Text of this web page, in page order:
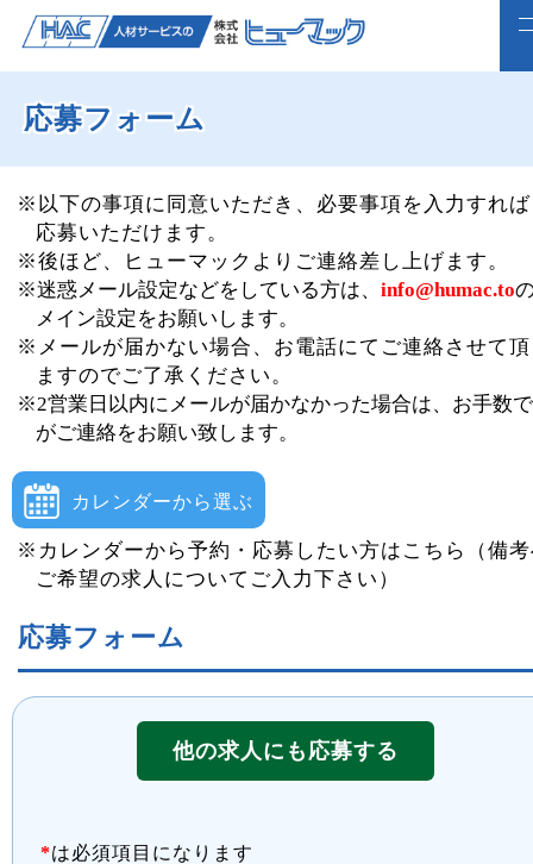
正社員で転職したい方
ライフスタイルに合わせて働く
よくいただくご質問
福利厚生
webで仮登録
応募フォーム
※以下の事項に同意いただき、必要事項を入力すれ
応募いただけます。
※後ほど、ヒューマックよりご連絡差し上げます。
※迷惑メール設定などをしている方は、 info@humac.to
メイン設定をお願いします。
※メールが届かない場合、お電話にてご連絡させて
ますのでご了承ください。
※2営業日以内にメールが届かなかった場合は、お手数
がご連絡をお願い致します。
カレンダーから選ぶ
※カレンダーから予約・応募したい方はこちら（備
ご希望の求人についてご入力下さい）
応募フォーム
他の求人にも応募する
*は必須項目になります